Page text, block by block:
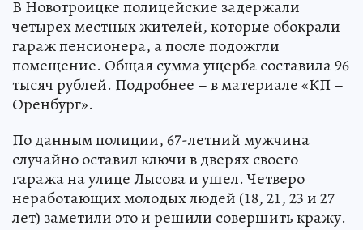
В Новотроицке полицейские задержали
четырех местных жителей, которые обокрали
гараж пенсионера, а после подожгли
помещение. Общая сумма ущерба составила 96
тысяч рублей. Подробнее – в материале «КП –
Оренбург».
По данным полиции, 67-летний мужчина
случайно оставил ключи в дверях своего
гаража на улице Лысова и ушел. Четверо
неработающих молодых людей (18, 21, 23 и 27
лет) заметили это и решили совершить кражу.